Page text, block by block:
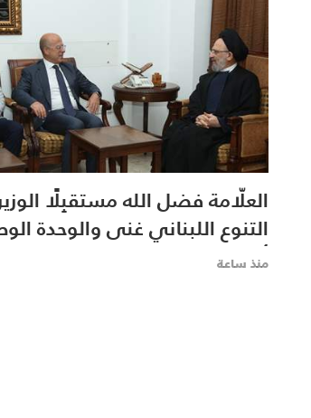
العلّامة فضل الله مستقبِلًا
التنوع اللبناني غنى والوحدة
أساس
منذ ساعة